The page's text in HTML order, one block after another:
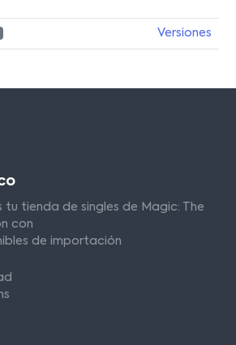
Versiones
tu tienda de singles de Magic: The
con
de importación